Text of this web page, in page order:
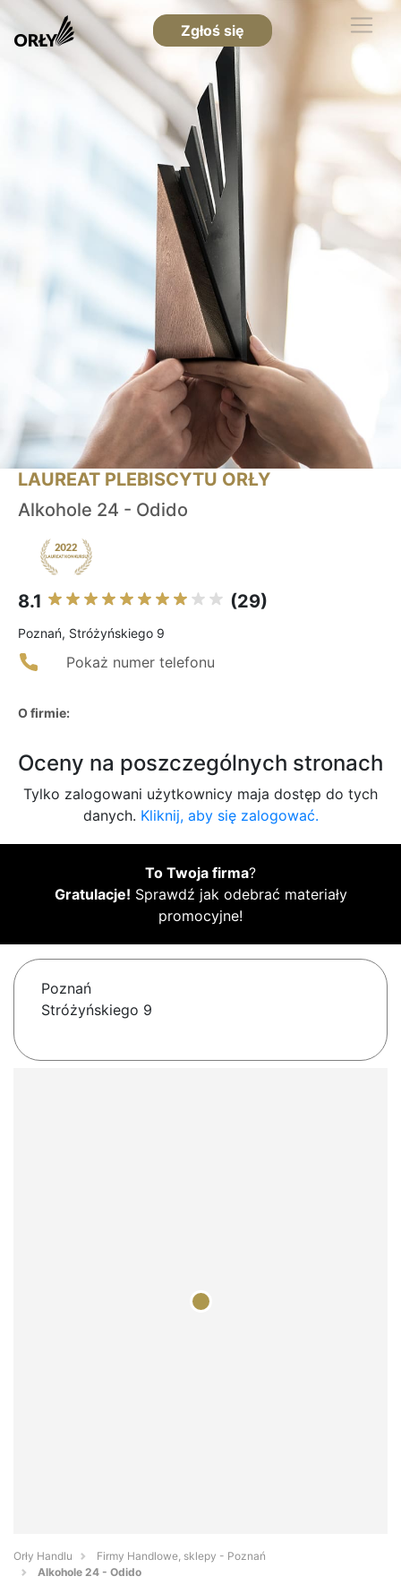
Zgłoś się
LAUREAT PLEBISCYTU ORŁY
Alkohole 24 - Odido
8.1 (29)
Poznań, Stróżyńskiego 9
Pokaż numer telefonu
O firmie:
Oceny na poszczególnych stronach
Tylko zalogowani użytkownicy maja dostęp do tych
danych. Kliknij, aby się zalogować.
To Twoja firma?
Gratulacje! Sprawdź jak odebrać materiały
promocyjne!
Poznań
Stróżyńskiego 9
Orły Handlu
Firmy Handlowe, sklepy - Poznań
Alkohole 24 - Odido